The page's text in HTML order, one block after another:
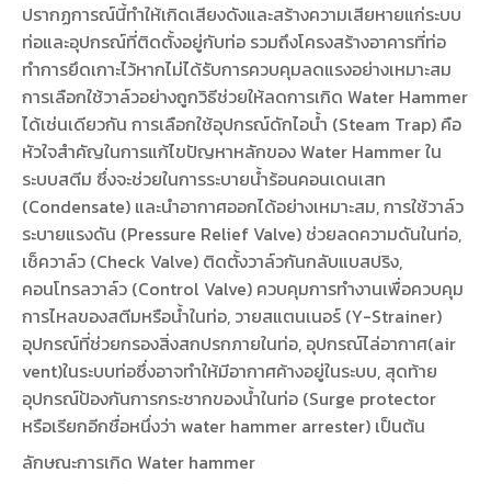
ปรากฏการณ์นี้ทำให้เกิดเสียงดังและสร้างความเสียหายแก่ระบบ
ท่อและอุปกรณ์ที่ติดตั้งอยู่กับท่อ รวมถึงโครงสร้างอาคารที่ท่อ
ทำการยึดเกาะไว้หากไม่ได้รับการควบคุมลดแรงอย่างเหมาะสม
การเลือกใช้วาล์วอย่างถูกวิธีช่วยให้ลดการเกิด Water Hammer
ได้เช่นเดียวกัน การเลือกใช้อุปกรณ์ดักไอน้ำ (Steam Trap) คือ
หัวใจสำคัญในการแก้ไขปัญหาหลักของ Water Hammer ใน
ระบบสตีม ซึ่งจะช่วยในการระบายน้ำร้อนคอนเดนเสท
(Condensate) และนำอากาศออกได้อย่างเหมาะสม, การใช้วาล์ว
ระบายแรงดัน (Pressure Relief Valve) ช่วยลดความดันในท่อ,
เช็ควาล์ว (Check Valve) ติดตั้งวาล์วกันกลับแบสปริง,
คอนโทรลวาล์ว (Control Valve) ควบคุมการทำงานเพื่อควบคุม
การไหลของสตีมหรือน้ำในท่อ, วายสแตนเนอร์ (Y-Strainer)
อุปกรณ์ที่ช่วยกรองสิ่งสกปรกภายในท่อ, อุปกรณ์ไล่อากาศ(air
vent)ในระบบท่อซึ่งอาจทำให้มีอากาศค้างอยู่ในระบบ, สุดท้าย
อุปกรณ์ป้องกันการกระชากของน้ำในท่อ (Surge protector
หรือเรียกอีกชื่อหนึ่งว่า water hammer arrester) เป็นต้น
ลักษณะการเกิด Water hammer